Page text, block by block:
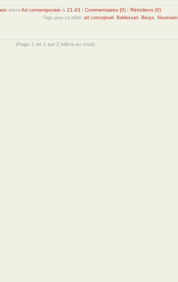
dansArt contemporain à 21:43 | Commentaires (0) | Rétroliens (0)
Tags pour ce billet: art conceptuel Baldessari Beuys Neumann
(Page 1 de 1 sur 2 billets au total)